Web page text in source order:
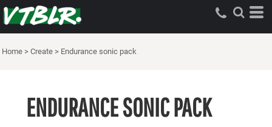
Home > Create > Endurance sonic pack
ENDURANCE SONIC PACK